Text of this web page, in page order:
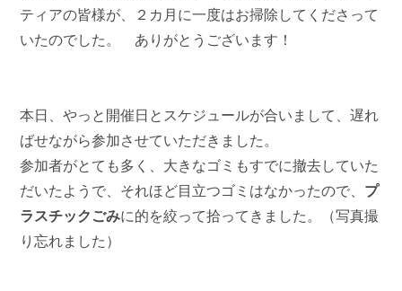
ティアの皆様が、２カ月に一度はお掃除してくださって
いたのでした。 ありがとうございます！
本日、やっと開催日とスケジュールが合いまして、遅れ
ばせながら参加させていただきました。
参加者がとても多く、大きなゴミもすでに撤去していた
だいたようで、それほど目立つゴミはなかったので、 プ
ラスチックごみに的を絞って拾ってきました。（写真撮
り忘れました）